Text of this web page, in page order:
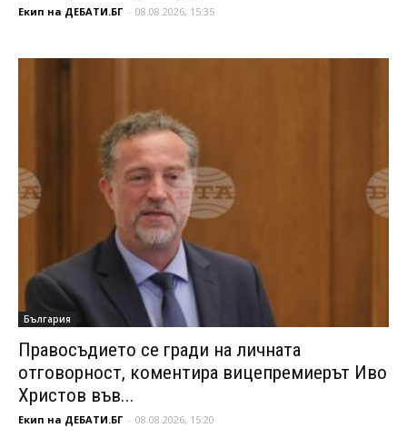
Екип на ДЕБАТИ.БГ - 08.08.2026, 15:35
България
Правосъдието се гради на личната
отговорност, коментира вицепремиерът Иво
Христов във...
Екип на ДЕБАТИ.БГ - 08.08.2026, 15:20